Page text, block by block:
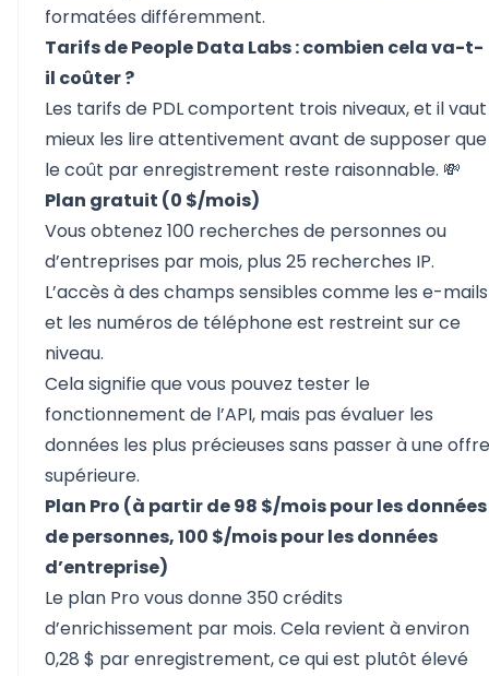
formatées différemment.
Tarifs de People Data Labs : combien cela va-t-
il coûter ?
Les tarifs de PDL comportent trois niveaux, et il vaut
mieux les lire attentivement avant de supposer que
le coût par enregistrement reste raisonnable. 💸
Plan gratuit (0 $/mois)
Vous obtenez 100 recherches de personnes ou
d’entreprises par mois, plus 25 recherches IP.
L’accès à des champs sensibles comme les e-mails
et les numéros de téléphone est restreint sur ce
niveau.
Cela signifie que vous pouvez tester le
fonctionnement de l’API, mais pas évaluer les
données les plus précieuses sans passer à une offre
supérieure.
Plan Pro (à partir de 98 $/mois pour les données
de personnes, 100 $/mois pour les données
d’entreprise)
Le plan Pro vous donne 350 crédits
d’enrichissement par mois. Cela revient à environ
0,28 $ par enregistrement, ce qui est plutôt élevé